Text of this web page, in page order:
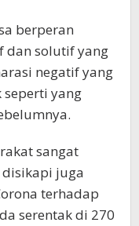
berperan
dan solutif yang
negatif yang
yang
sangat
juga
terhadap
serentak di 270